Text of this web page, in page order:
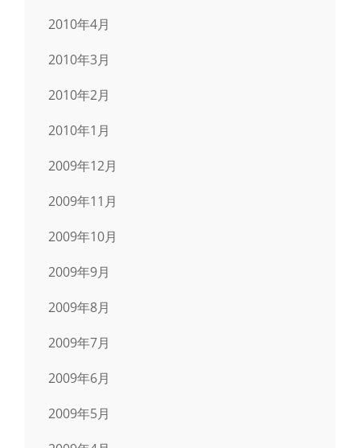
2010年4月
2010年3月
2010年2月
2010年1月
2009年12月
2009年11月
2009年10月
2009年9月
2009年8月
2009年7月
2009年6月
2009年5月